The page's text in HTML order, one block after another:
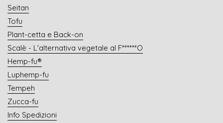
Seitan
Tofu
Plant-cetta e Back-on
Scalè - L'alternativa vegetale al F******O
Hemp-fu®
Luphemp-fu
Tempeh
Zucca-fu
Info Spedizioni